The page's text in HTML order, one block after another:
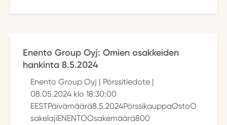
Enento Group Oyj: Omien osakkeiden
hankinta 8.5.2024
Enento Group Oyj | Pörssitiedote |
08.05.2024 klo 18:30:00
EESTPäivämäärä8.5.2024PörssikauppaOstoO
sakelajiENENTOOsakemäärä800